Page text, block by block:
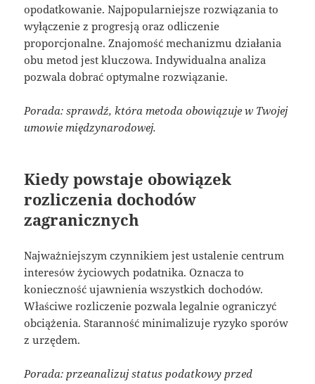
opodatkowanie. Najpopularniejsze rozwiązania to
wyłączenie z progresją oraz odliczenie
proporcjonalne. Znajomość mechanizmu działania
obu metod jest kluczowa. Indywidualna analiza
pozwala dobrać optymalne rozwiązanie.
Porada: sprawdź, która metoda obowiązuje w Twojej
umowie międzynarodowej.
Kiedy powstaje obowiązek
rozliczenia dochodów
zagranicznych
Najważniejszym czynnikiem jest ustalenie centrum
interesów życiowych podatnika. Oznacza to
konieczność ujawnienia wszystkich dochodów.
Właściwe rozliczenie pozwala legalnie ograniczyć
obciążenia. Staranność minimalizuje ryzyko sporów
z urzędem.
Porada: przeanalizuj status podatkowy przed